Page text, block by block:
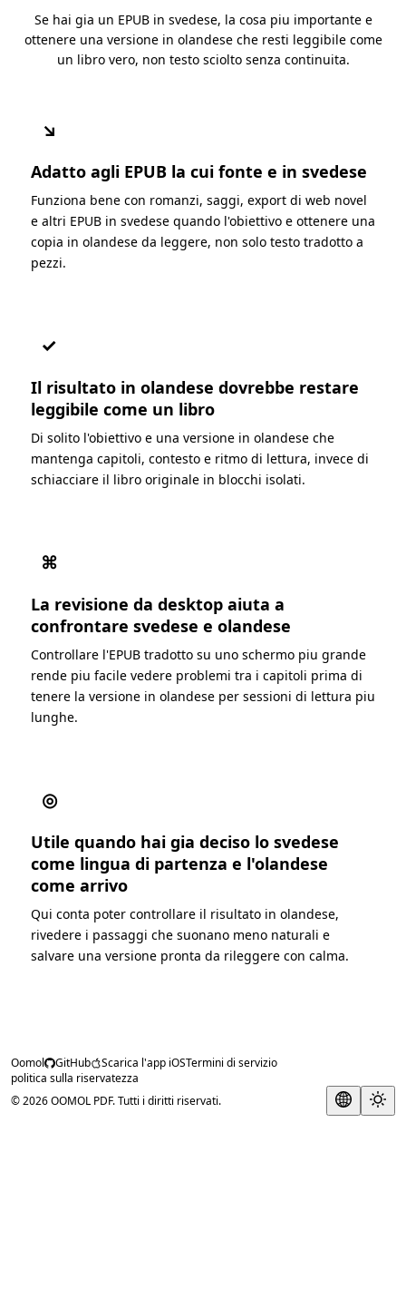
Se hai gia un EPUB in svedese, la cosa piu importante e
ottenere una versione in olandese che resti leggibile come
un libro vero, non testo sciolto senza continuita.
↘
Adatto agli EPUB la cui fonte e in svedese
Funziona bene con romanzi, saggi, export di web novel
e altri EPUB in svedese quando l'obiettivo e ottenere una
copia in olandese da leggere, non solo testo tradotto a
pezzi.
✓
Il risultato in olandese dovrebbe restare
leggibile come un libro
Di solito l'obiettivo e una versione in olandese che
mantenga capitoli, contesto e ritmo di lettura, invece di
schiacciare il libro originale in blocchi isolati.
⌘
La revisione da desktop aiuta a
confrontare svedese e olandese
Controllare l'EPUB tradotto su uno schermo piu grande
rende piu facile vedere problemi tra i capitoli prima di
tenere la versione in olandese per sessioni di lettura piu
lunghe.
◎
Utile quando hai gia deciso lo svedese
come lingua di partenza e l'olandese
come arrivo
Qui conta poter controllare il risultato in olandese,
rivedere i passaggi che suonano meno naturali e
salvare una versione pronta da rileggere con calma.
Oomol GitHub Scarica l'app iOSTermini di servizio
politica sulla riservatezza
© 2026 OOMOL PDF. Tutti i diritti riservati.